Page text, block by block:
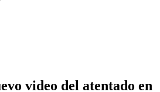
video del atentado en